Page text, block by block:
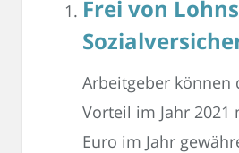
Frei von
Arbeitgeber können
Vorteil im Jahr 2021
Euro im Jahr